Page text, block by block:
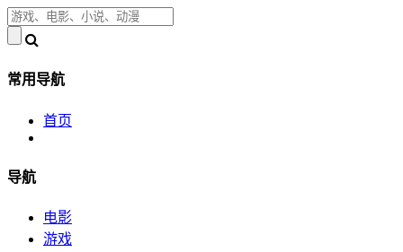
常用导航
首页
导航
电影
游戏